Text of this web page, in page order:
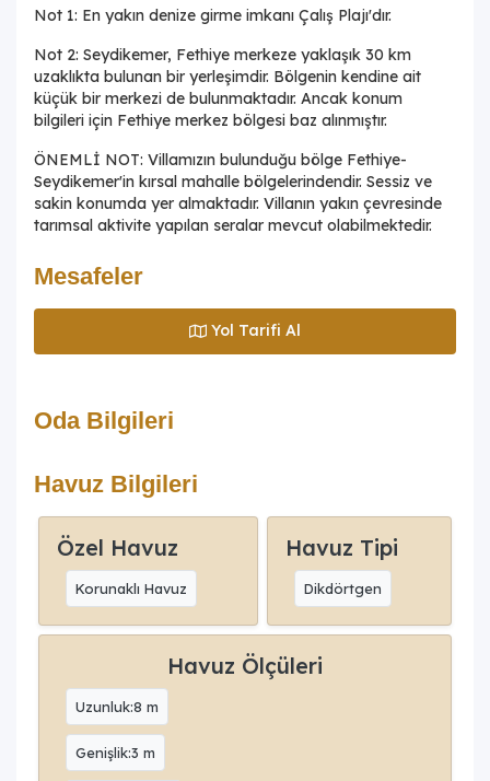
Not 1: En yakın denize girme imkanı Çalış Plajı'dır.
Not 2: Seydikemer, Fethiye merkeze yaklaşık 30 km
uzaklıkta bulunan bir yerleşimdir. Bölgenin kendine ait
küçük bir merkezi de bulunmaktadır. Ancak konum
bilgileri için Fethiye merkez bölgesi baz alınmıştır.
ÖNEMLİ NOT: Villamızın bulunduğu bölge Fethiye-
Seydikemer'in kırsal mahalle bölgelerindendir. Sessiz ve
sakin konumda yer almaktadır. Villanın yakın çevresinde
tarımsal aktivite yapılan seralar mevcut olabilmektedir.
Mesafeler
Yol Tarifi Al
Oda Bilgileri
Havuz Bilgileri
Özel Havuz
Korunaklı Havuz
Havuz Tipi
Dikdörtgen
Havuz Ölçüleri
Uzunluk:8 m
Genişlik:3 m